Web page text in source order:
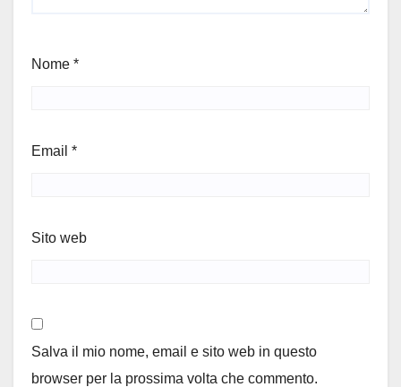
Nome *
Email *
Sito web
Salva il mio nome, email e sito web in questo
browser per la prossima volta che commento.